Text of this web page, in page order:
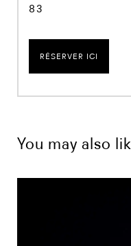
83
RÉSERVER ICI
You may also